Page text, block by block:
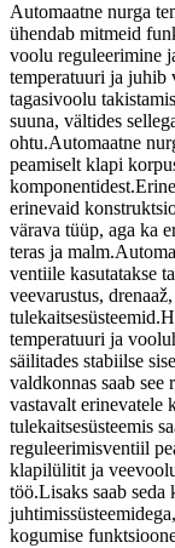
Automaatne nurga
ühendab mitmeid
voolu reguleerimine
temperatuuri ja juhib
tagasivoolu
suuna, vältides
ohtu.Automaatne
peamiselt klapi
erinevaid
värava tüüp, aga ka
teras ja
ventiile kasutatakse
veevarustus,
temperatuuri ja
säilitades stabiilse
valdkonnas saab
vastavalt erinevatele
tulekaitsesüsteemis
reguleerimisventiil
klapilülitit ja
töö.Lisaks saab
kogumise